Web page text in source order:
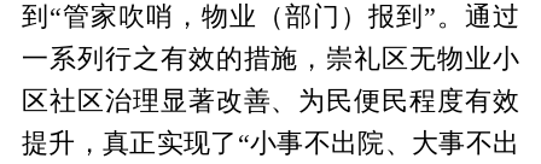
到“管家吹哨，物业（部门）报到”。通过
一系列行之有效的措施，崇礼区无物业小
区社区治理显著改善、为民便民程度有效
提升，真正实现了“小事不出院、大事不出